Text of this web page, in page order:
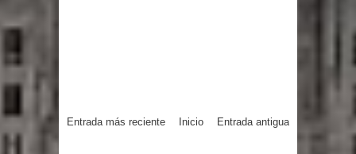
Entrada más reciente Entrada antigua
Inicio